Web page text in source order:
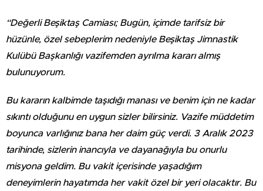
“Değerli Beşiktaş Camiası; Bugün, içimde tarifsiz bir
hüzünle, özel sebeplerim nedeniyle Beşiktaş Jimnastik
Kulübü Başkanlığı vazifemden ayrılma kararı almış
bulunuyorum.
Bu kararın kalbimde taşıdığı manası ve benim için ne kadar
sıkıntı olduğunu en uygun sizler bilirsiniz. Vazife müddetim
boyunca varlığınız bana her daim güç verdi. 3 Aralık 2023
tarihinde, sizlerin inancıyla ve dayanağıyla bu onurlu
misyona geldim. Bu vakit içerisinde yaşadığım
deneyimlerin hayatımda her vakit özel bir yeri olacaktır. Bu